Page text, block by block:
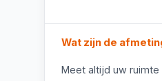
Wat zijn de
Meet altijd uw